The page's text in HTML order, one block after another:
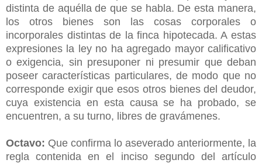
distinta de aquélla de que se habla. De esta manera,
los otros bienes son las cosas corporales o
incorporales distintas de la finca hipotecada. A estas
expresiones la ley no ha agregado mayor calificativo
o exigencia, sin presuponer ni presumir que deban
poseer características particulares, de modo que no
corresponde exigir que esos otros bienes del deudor,
cuya existencia en esta causa se ha probado, se
encuentren, a su turno, libres de gravámenes.
Octavo: Que confirma lo aseverado anteriormente, la
regla contenida en el inciso segundo del artículo